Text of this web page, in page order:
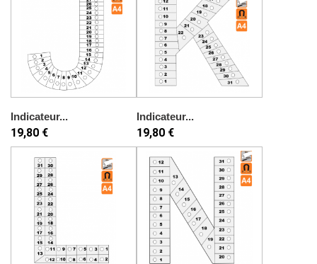
Indicateur...
19,80 €
Indicateur...
19,80 €